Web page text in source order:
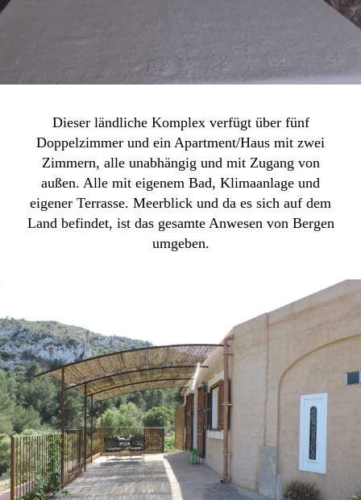
Dieser ländliche Komplex verfügt über fünf
Doppelzimmer und ein Apartment/Haus mit zwei
Zimmern, alle unabhängig und mit Zugang von
außen. Alle mit eigenem Bad, Klimaanlage und
eigener Terrasse. Meerblick und da es sich auf dem
Land befindet, ist das gesamte Anwesen von Bergen
umgeben.